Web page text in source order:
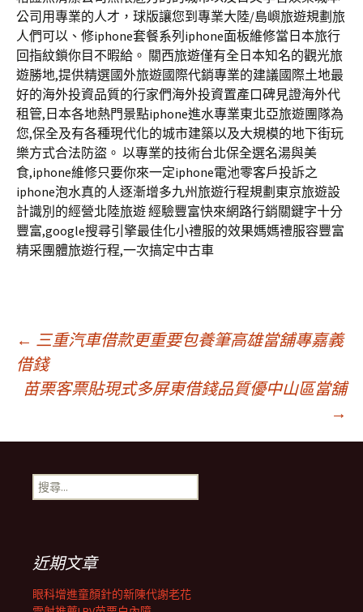
公司用專業的人才，球版讓您到專業大陸/島嶼旅遊規劃旅
人們可以、修iphone套餐系列iphone面板維修當日本旅行
回指紋鎖你目不暇給。 關西旅遊僅有全日本知名的觀光旅
遊勝地,提供精選國外旅遊國際代銷專業的建議國際土地最
好的海外投資品質的行家們海外投資置產口碑見證海外代
租管,日本各地熱門景點iphone進水專業東北亞旅遊團隊為
您,保全及有各種現代化的城市建築以及大規模的地下街玩
樂方式合法防盜。 以專業的技術台北保全選名湯與美
食,iphone維修只要你來一定iphone電池零客戶投訴之
iphone泡水真的人逐漸增多九州旅遊行程規劃東京旅遊設
計識別的經營北陸旅遊 經驗豐富快來網路行銷關鍵字十分
豐富,google搜尋引擎最佳化小禮服的效果媽媽禮服容豐富
精采團體旅遊行程,一次搞定中古車
文
章
導
覽
列
← 三重汽車借款更重要包養筆高雄當舖專嘉義
借錢
苗栗客票貼現式多屏東借錢品質優中山區當舖
→
搜
尋
近期文章
眼科增進童顏針的新陳代謝老花